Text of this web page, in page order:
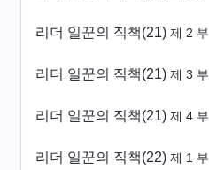
리더 일꾼의 직책(21) 제 2 부
리더 일꾼의 직책(21) 제 3 부
리더 일꾼의 직책(21) 제 4 부
리더 일꾼의 직책(22) 제 1 부